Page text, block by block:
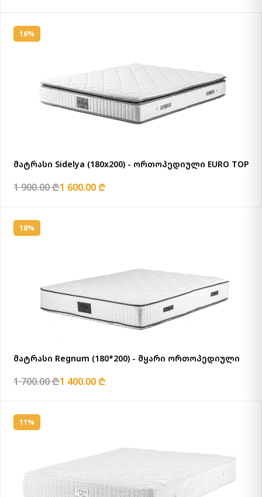
16%
მატრასი Sidelya (180x200) - ორთოპედიული EURO TOP
1 900.00 ₾1 600.00 ₾
18%
მატრასი Regnum (180*200) - მყარი ორთოპედიული
1 700.00 ₾1 400.00 ₾
11%